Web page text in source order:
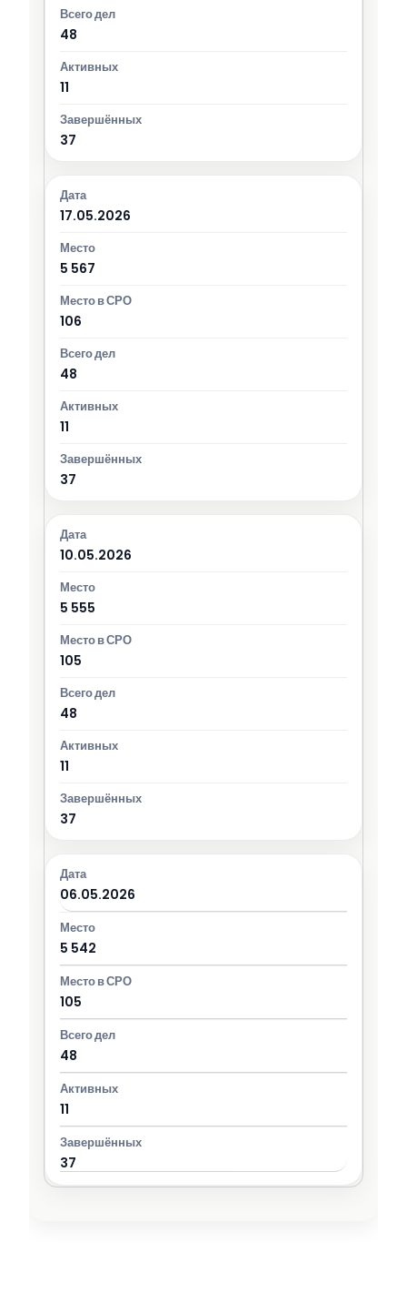
48
11
37
17.05.2026
5 567
106
48
11
37
10.05.2026
5 555
105
48
11
37
06.05.2026
5 542
105
48
11
37